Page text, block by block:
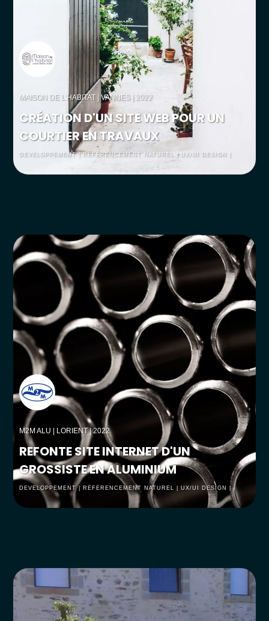
MAISON DE L'HABITAT| VANNES | 2022
CRÉATION D'UN SITE WEB POUR UN
COURTIER EN TRAVAUX
DEVELOPPEMENT | RÉFÉRENCEMENT NATUREL | UX/UI DESIGN |
M2M ALU | LORIENT | 2022
REFONTE SITE INTERNET D'UN
GROSSISTE EN ALUMINIUM
DEVELOPPEMENT | RÉFÉRENCEMENT NATUREL | UX/UI DESIGN |
WEBDESGIN